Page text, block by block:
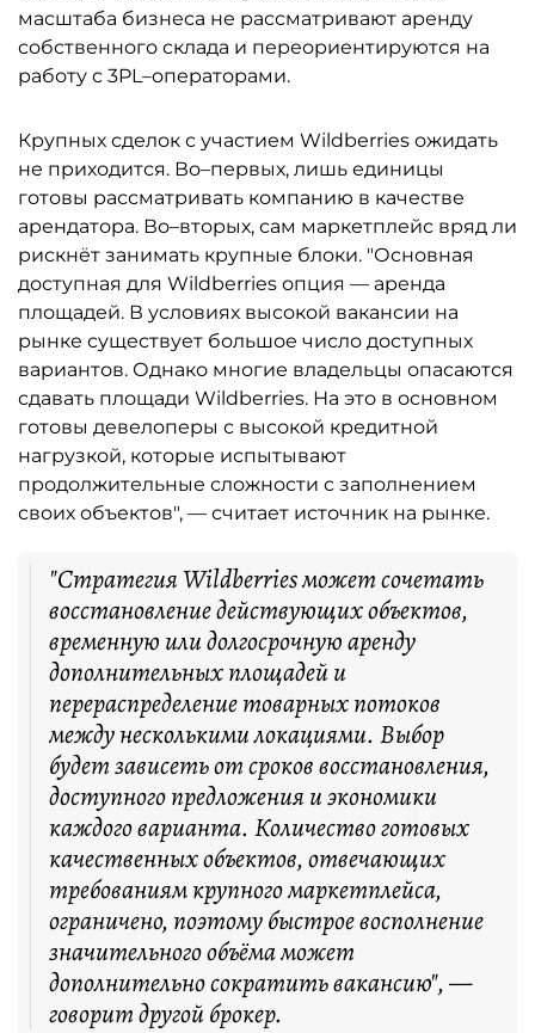
масштаба бизнеса не рассматривают аренду
собственного склада и переориентируются на
работу с 3PL–операторами.
Крупных сделок с участием Wildberries ожидать
не приходится. Во–первых, лишь единицы
готовы рассматривать компанию в качестве
арендатора. Во–вторых, сам маркетплейс вряд ли
рискнёт занимать крупные блоки. "Основная
доступная для Wildberries опция — аренда
площадей. В условиях высокой вакансии на
рынке существует большое число доступных
вариантов. Однако многие владельцы опасаются
сдавать площади Wildberries. На это в основном
готовы девелоперы с высокой кредитной
нагрузкой, которые испытывают
продолжительные сложности с заполнением
своих объектов", — считает источник на рынке.
"Стратегия Wildberries может сочетать
восстановление действующих объектов,
временную или долгосрочную аренду
дополнительных площадей и
перераспределение товарных потоков
между несколькими локациями. Выбор
будет зависеть от сроков восстановления,
доступного предложения и экономики
каждого варианта. Количество готовых
качественных объектов, отвечающих
требованиям крупного маркетплейса,
ограничено, поэтому быстрое восполнение
значительного объёма может
дополнительно сократить вакансию", —
говорит другой брокер.